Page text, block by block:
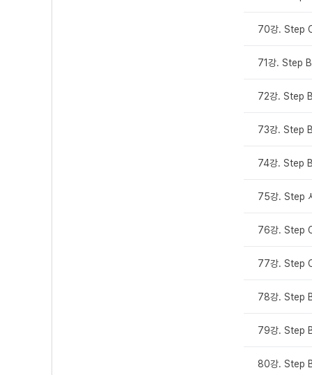
70강. Step
71강. Step
72강. Step
73강. Step
74강. Step
75강. Step
76강. Step
77강. Step
78강. Step
79강. Step
80강. Step